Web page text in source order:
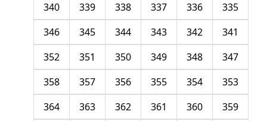
335
336
337
338
339
340
341
342
343
344
345
346
347
348
349
350
351
352
353
354
355
356
357
358
359
360
361
362
363
364